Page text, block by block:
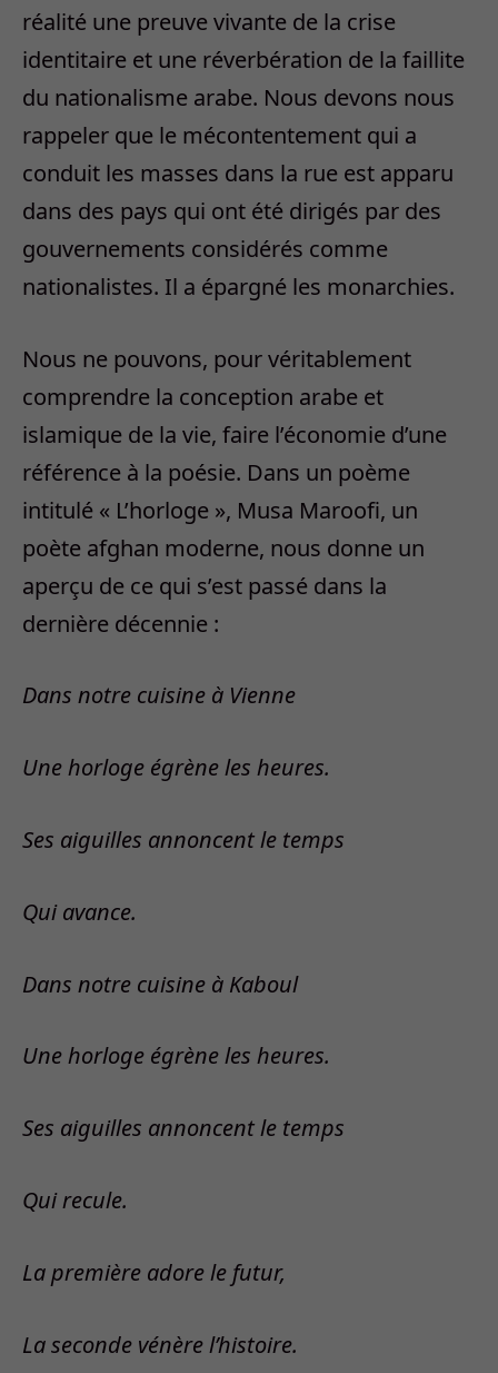
réalité une preuve vivante de la crise
identitaire et une réverbération de la faillite
du nationalisme arabe. Nous devons nous
rappeler que le mécontentement qui a
conduit les masses dans la rue est apparu
dans des pays qui ont été dirigés par des
gouvernements considérés comme
nationalistes. Il a épargné les monarchies.
Nous ne pouvons, pour véritablement
comprendre la conception arabe et
islamique de la vie, faire l’économie d’une
référence à la poésie. Dans un poème
intitulé « L’horloge », Musa Maroofi, un
poète afghan moderne, nous donne un
aperçu de ce qui s’est passé dans la
dernière décennie :
Dans notre cuisine à Vienne
Une horloge égrène les heures.
Ses aiguilles annoncent le temps
Qui avance.
Dans notre cuisine à Kaboul
Une horloge égrène les heures.
Ses aiguilles annoncent le temps
Qui recule.
La première adore le futur,
La seconde vénère l’histoire.